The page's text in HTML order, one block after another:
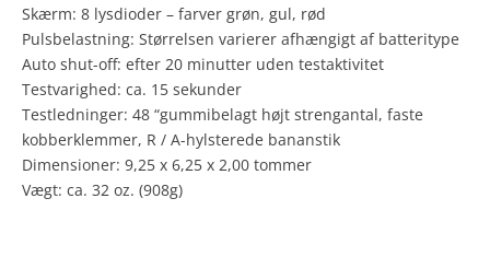
Skærm: 8 lysdioder – farver grøn, gul, rød
Pulsbelastning: Størrelsen varierer afhængigt af batteritype
Auto shut-off: efter 20 minutter uden testaktivitet
Testvarighed: ca. 15 sekunder
Testledninger: 48 “gummibelagt højt strengantal, faste
kobberklemmer, R / A-hylsterede bananstik
Dimensioner: 9,25 x 6,25 x 2,00 tommer
Vægt: ca. 32 oz. (908g)